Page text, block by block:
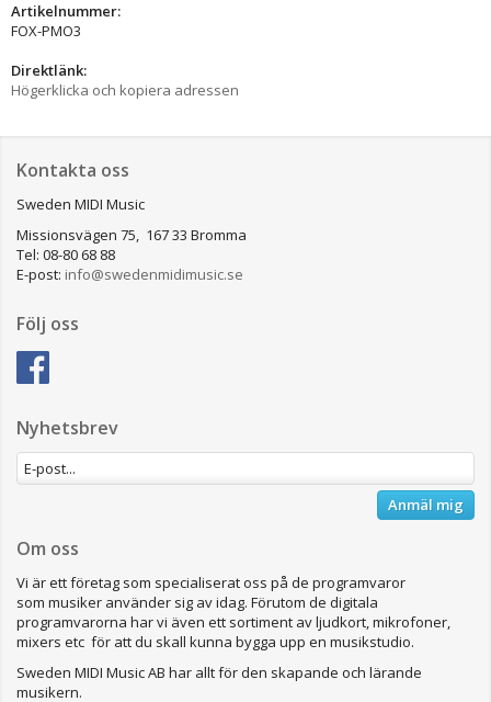
Artikelnummer:
FOX-PMO3
Direktlänk:
Högerklicka och kopiera adressen
Kontakta oss
Sweden MIDI Music
Missionsvägen 75, 167 33 Bromma
Tel: 08-80 68 88
E-post: info@swedenmidimusic.se
Följ oss
Nyhetsbrev
Anmäl mig
Om oss
Vi är ett företag som specialiserat oss på de programvaror
som musiker använder sig av idag. Förutom de digitala
programvarorna har vi även ett sortiment av ljudkort, mikrofoner,
mixers etc för att du skall kunna bygga upp en musikstudio.
Sweden MIDI Music AB har allt för den skapande och lärande
musikern.